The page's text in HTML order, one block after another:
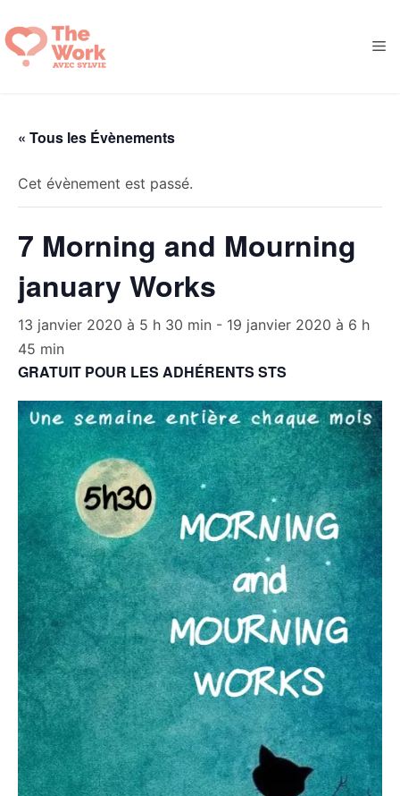
au
contenu
« Tous les Évènements
Cet évènement est passé.
7 Morning and Mourning
january Works
13 janvier 2020 à 5 h 30 min - 19 janvier 2020 à 6 h
45 min
GRATUIT POUR LES ADHÉRENTS STS